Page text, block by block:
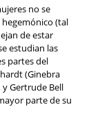
no se
(tal
de estar
estudian las
partes del
(Ginebra
y Gertrude Bell
parte de su